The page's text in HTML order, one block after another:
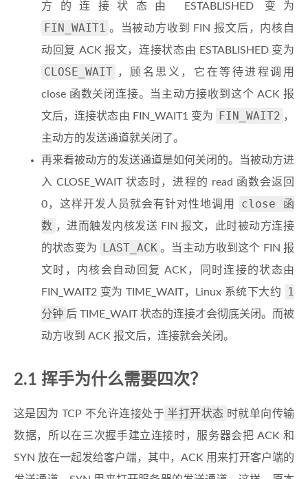
方的连接状态由 ESTABLISHED 变为
FIN_WAIT1 。当被动方收到 FIN 报文后，内核自
动回复 ACK 报文，连接状态由 ESTABLISHED 变为
CLOSE_WAIT ，顾名思义，它在等待进程调用
close 函数关闭连接。当主动方接收到这个 ACK 报
文后，连接状态由 FIN_WAIT1 变为
FIN_WAIT2 ，
主动方的发送通道就关闭了。
再来看被动方的发送通道是如何关闭的。当被动方进
入 CLOSE_WAIT 状态时，进程的 read 函数会返回
0，这样开发人员就会有针对性地调用
close 函
数 ，进而触发内核发送 FIN 报文，此时被动方连接
的状态变为
LAST_ACK 。当主动方收到这个 FIN 报
文时，内核会自动回复 ACK，同时连接的状态由
FIN_WAIT2 变为 TIME_WAIT，Linux 系统下大约
1
分钟 后 TIME_WAIT 状态的连接才会彻底关闭。而被
动方收到 ACK 报文后，连接就会关闭。
2.1 挥手为什么需要四次？
这是因为 TCP 不允许连接处于 半打开状态 时就单向传输
数据，所以在三次握手建立连接时，服务器会把 ACK 和
SYN 放在一起发给客户端，其中，ACK 用来打开客户端的